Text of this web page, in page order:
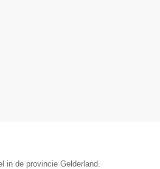
in de provincie Gelderland.